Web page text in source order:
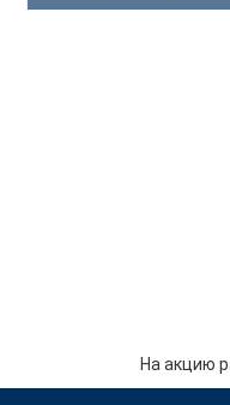
На акцию